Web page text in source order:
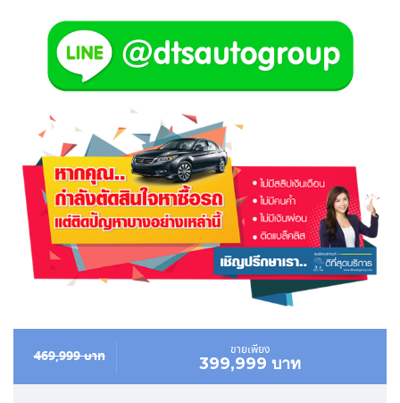
469,999 บาท ขายเพียง
399,999 บาท